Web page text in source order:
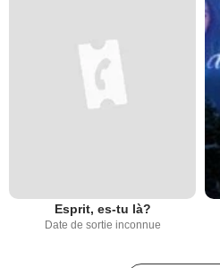
Esprit, es-tu là?
Date de sortie inconnue